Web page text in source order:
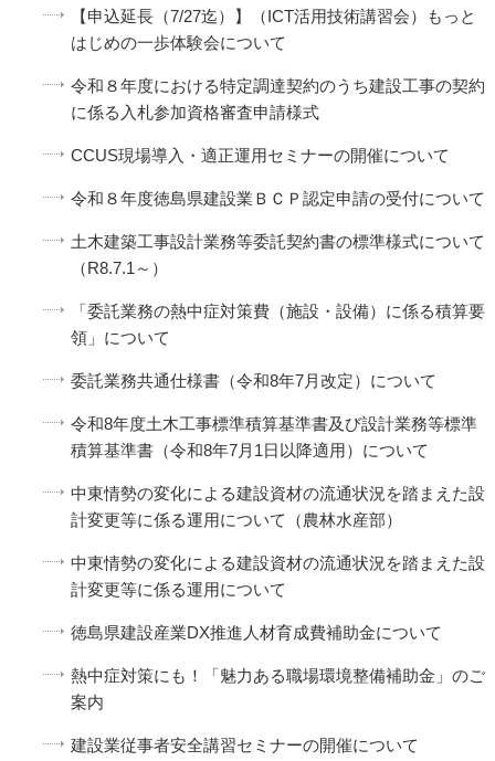
【申込延長（7/27迄）】（ICT活用技術講習会）もっと
はじめの一歩体験会について
令和８年度における特定調達契約のうち建設工事の契約
に係る入札参加資格審査申請様式
CCUS現場導入・適正運用セミナーの開催について
令和８年度徳島県建設業ＢＣＰ認定申請の受付について
土木建築工事設計業務等委託契約書の標準様式について
（R8.7.1～）
「委託業務の熱中症対策費（施設・設備）に係る積算要
領」について
委託業務共通仕様書（令和8年7月改定）について
令和8年度土木工事標準積算基準書及び設計業務等標準
積算基準書（令和8年7月1日以降適用）について
中東情勢の変化による建設資材の流通状況を踏まえた設
計変更等に係る運用について（農林水産部）
中東情勢の変化による建設資材の流通状況を踏まえた設
計変更等に係る運用について
徳島県建設産業DX推進人材育成費補助金について
熱中症対策にも！「魅力ある職場環境整備補助金」のご
案内
建設業従事者安全講習セミナーの開催について